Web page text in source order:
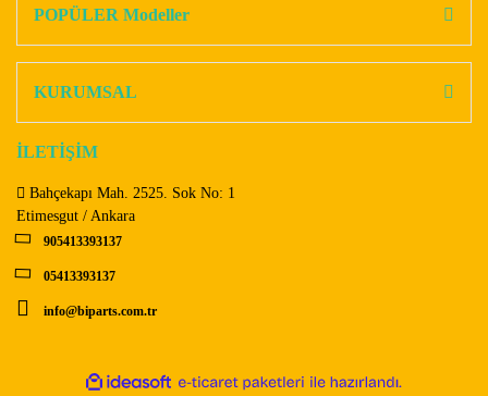
Ürün açıklamasında eksik bilgiler bulunuyor.
Bu ürüne benzer farklı alternatifler olmalı.
POPÜLER Modeller
KURUMSAL
İLETİŞİM
Bahçekapı Mah. 2525. Sok No: 1
Etimesgut / Ankara
905413393137
05413393137
info@biparts.com.tr
ideasoft
e-